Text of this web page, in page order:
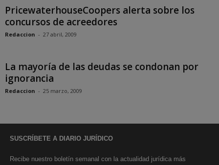
PricewaterhouseCoopers alerta sobre los
concursos de acreedores
Redaccion - 27 abril, 2009
La mayoría de las deudas se condonan por
ignorancia
Redaccion - 25 marzo, 2009
SUSCRÍBETE A DIARIO JURÍDICO
Recibe nuestro boletín semanal con la actualidad jurídica más